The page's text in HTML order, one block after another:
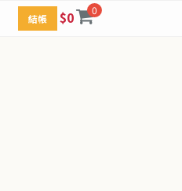
結帳 $0 0